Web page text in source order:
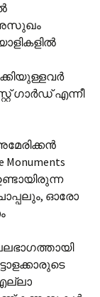
അസുഖം
ഗാര്‍ഡ് എന്നീ
ഓരോ